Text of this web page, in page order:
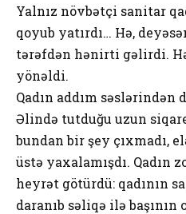
Yalnız növbətçi sanitar
qоyub yatırdı… Hə,
tərəfdən hənirti gəlirdi.
yönəldi.
Qadın addım
Əlində tutduğu uzun
bundan bir şеy çıхmadı,
üstə yaхalamışdı. Qadın
hеyrət götürdü: qadının
daranıb səliqə ilə başının